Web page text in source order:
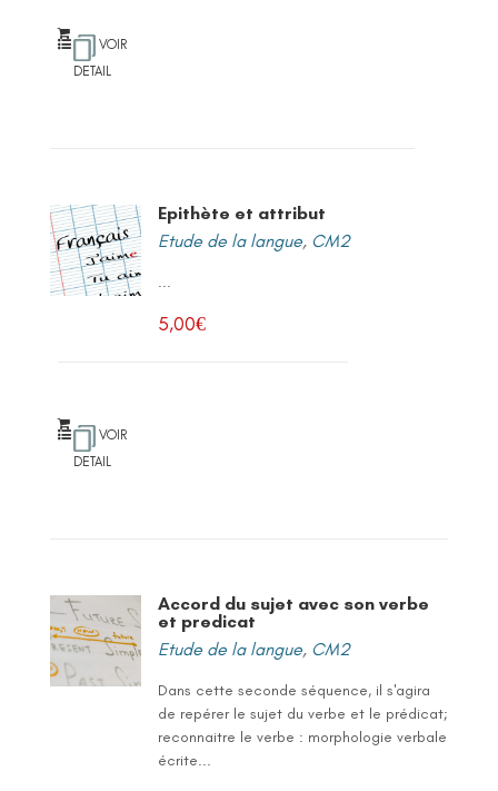
VOIR
DETAIL
Epithète et attribut
Etude de la langue, CM2
...
5,00€
VOIR
DETAIL
Accord du sujet avec son verbe
et predicat
Etude de la langue, CM2
Dans cette seconde séquence, il s'agira
de repérer le sujet du verbe et le prédicat;
reconnaitre le verbe : morphologie verbale
écrite...